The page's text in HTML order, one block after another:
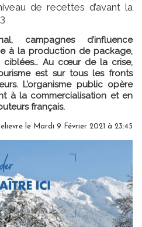
de recettes d’avant la
campagnes d’influence
à la production de package,
ciblées… Au cœur de la crise,
est sur tous les fronts
L’organisme public opère
à la commercialisation et en
français.
le Mardi 9 Février 2021 à 23:45